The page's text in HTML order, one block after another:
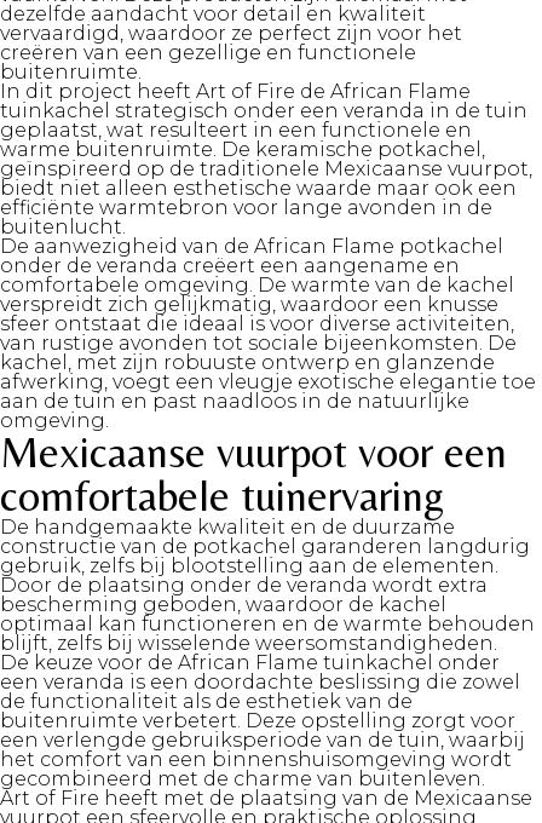
dezelfde aandacht voor detail en kwaliteit
vervaardigd, waardoor ze perfect zijn voor het
creëren van een gezellige en functionele
buitenruimte.
In dit project heeft Art of Fire de African Flame
tuinkachel strategisch onder een veranda in de tuin
geplaatst, wat resulteert in een functionele en
warme buitenruimte. De keramische potkachel,
geïnspireerd op de traditionele Mexicaanse vuurpot,
biedt niet alleen esthetische waarde maar ook een
efficiënte warmtebron voor lange avonden in de
buitenlucht.
De aanwezigheid van de African Flame potkachel
onder de veranda creëert een aangename en
comfortabele omgeving. De warmte van de kachel
verspreidt zich gelijkmatig, waardoor een knusse
sfeer ontstaat die ideaal is voor diverse activiteiten,
van rustige avonden tot sociale bijeenkomsten. De
kachel, met zijn robuuste ontwerp en glanzende
afwerking, voegt een vleugje exotische elegantie toe
aan de tuin en past naadloos in de natuurlijke
omgeving.
Mexicaanse vuurpot voor een
comfortabele tuinervaring
De handgemaakte kwaliteit en de duurzame
constructie van de potkachel garanderen langdurig
gebruik, zelfs bij blootstelling aan de elementen.
Door de plaatsing onder de veranda wordt extra
bescherming geboden, waardoor de kachel
optimaal kan functioneren en de warmte behouden
blijft, zelfs bij wisselende weersomstandigheden.
De keuze voor de African Flame tuinkachel onder
een veranda is een doordachte beslissing die zowel
de functionaliteit als de esthetiek van de
buitenruimte verbetert. Deze opstelling zorgt voor
een verlengde gebruiksperiode van de tuin, waarbij
het comfort van een binnenshuisomgeving wordt
gecombineerd met de charme van buitenleven.
Art of Fire heeft met de plaatsing van de Mexicaanse
vuurpot een sfeervolle en praktische oplossing